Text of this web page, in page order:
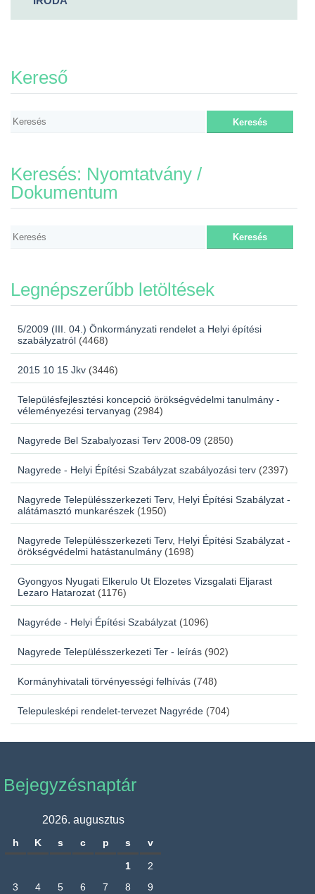
Kereső
Keresés: Nyomtatvány /
Dokumentum
Legnépszerűbb letöltések
5/2009 (III. 04.) Önkormányzati rendelet a Helyi építési
szabályzatról (4468)
2015 10 15 Jkv (3446)
Településfejlesztési koncepció örökségvédelmi tanulmány -
véleményezési tervanyag (2984)
Nagyrede Bel Szabalyozasi Terv 2008-09 (2850)
Nagyrede - Helyi Építési Szabályzat szabályozási terv (2397)
Nagyrede Településszerkezeti Terv, Helyi Építési Szabályzat -
alátámasztó munkarészek (1950)
Nagyrede Településszerkezeti Terv, Helyi Építési Szabályzat -
örökségvédelmi hatástanulmány (1698)
Gyongyos Nyugati Elkerulo Ut Elozetes Vizsgalati Eljarast
Lezaro Hatarozat (1176)
Nagyréde - Helyi Építési Szabályzat (1096)
Nagyrede Településszerkezeti Ter - leírás (902)
Kormányhivatali törvényességi felhívás (748)
Telepulesképi rendelet-tervezet Nagyréde (704)
Bejegyzésnaptár
2026. augusztus
h K s c p s v
1
2
3
4 5 6 7 8
9